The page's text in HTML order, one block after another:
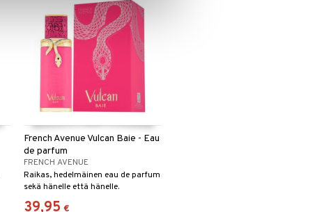
French Avenue Vulcan Baie - Eau
de parfum
FRENCH AVENUE
Raikas, hedelmäinen eau de parfum
sekä hänelle että hänelle.
39,95 €